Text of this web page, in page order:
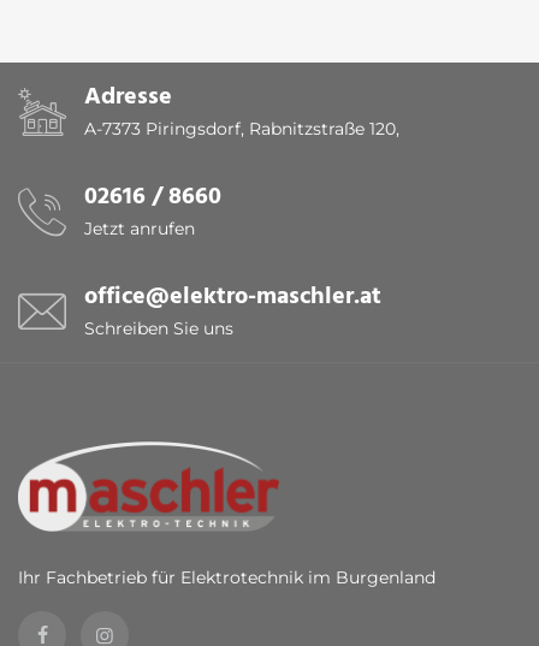
Adresse
A-7373 Piringsdorf, Rabnitzstraße 120,
02616 / 8660
Jetzt anrufen
office@elektro-maschler.at
Schreiben Sie uns
Ihr Fachbetrieb für Elektrotechnik im Burgenland